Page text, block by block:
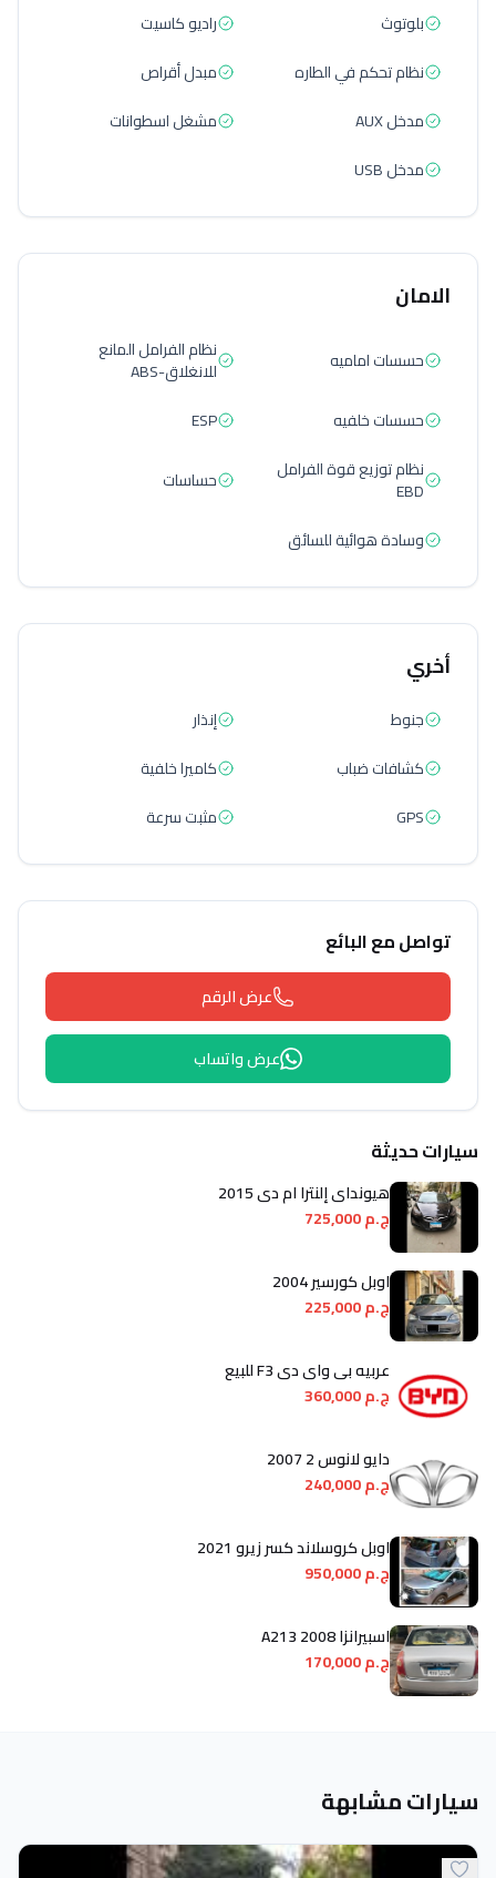
بلوتوث
راديو كاسيت
نظام تحكم في الطاره
مبدل أقراص
مدخل AUX
مشغل اسطوانات
مدخل USB
الامان
حسسات اماميه نظام الفرامل المانع
للانغلاق-ABS
حسسات خلفيه
ESP
نظام توزيع قوة الفرامل
EBD حساسات
وسادة هوائية للسائق
أخري
جنوط
إنذار
كشافات ضباب
كاميرا خلفية
GPS
مثبت سرعة
تواصل مع البائع
عرض الرقم
عرض واتساب
سيارات حديثة
هيونداي إلنترا ام دى 2015
ج.م 725,000
اوبل كورسير 2004
ج.م 225,000
عربيه بى واى دى F3 للبيع
ج.م 360,000
دايو لانوس 2 2007
ج.م 240,000
اوبل كروسلاند كسر زيرو 2021
ج.م 950,000
اسبيرانزا A213 2008
ج.م 170,000
سيارات مشابهة